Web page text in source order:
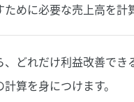
めに必要な売上高を計
どれだけ利益改善で
算を身につけます。